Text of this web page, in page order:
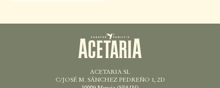
ACETARIA SL
C/JOSÉ M. SÁNCHEZ PEDREÑO 1, 2D